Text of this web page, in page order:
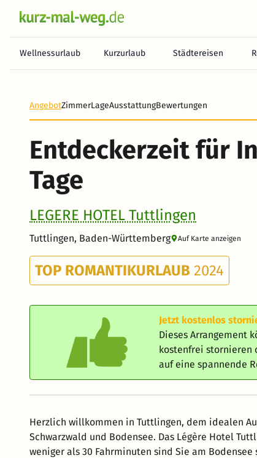
Wellnessurlaub Kurzurlaub Städtereisen
AngebotZimmerLageAusstattungBewertungen
Entdeckerzeit für
Tage
LEGERE HOTEL Tuttlingen
Tuttlingen, Baden-Württemberg Auf Karte anzeigen
TOP ROMANTIKURLAUB 2024
Jetzt kostenlos
Dieses Arrangement
kostenfrei stornieren
auf eine spannende
Herzlich willkommen in Tuttlingen, dem idealen
Schwarzwald und Bodensee. Das Légère Hotel
weniger als 30 Fahrminuten sind Sie am